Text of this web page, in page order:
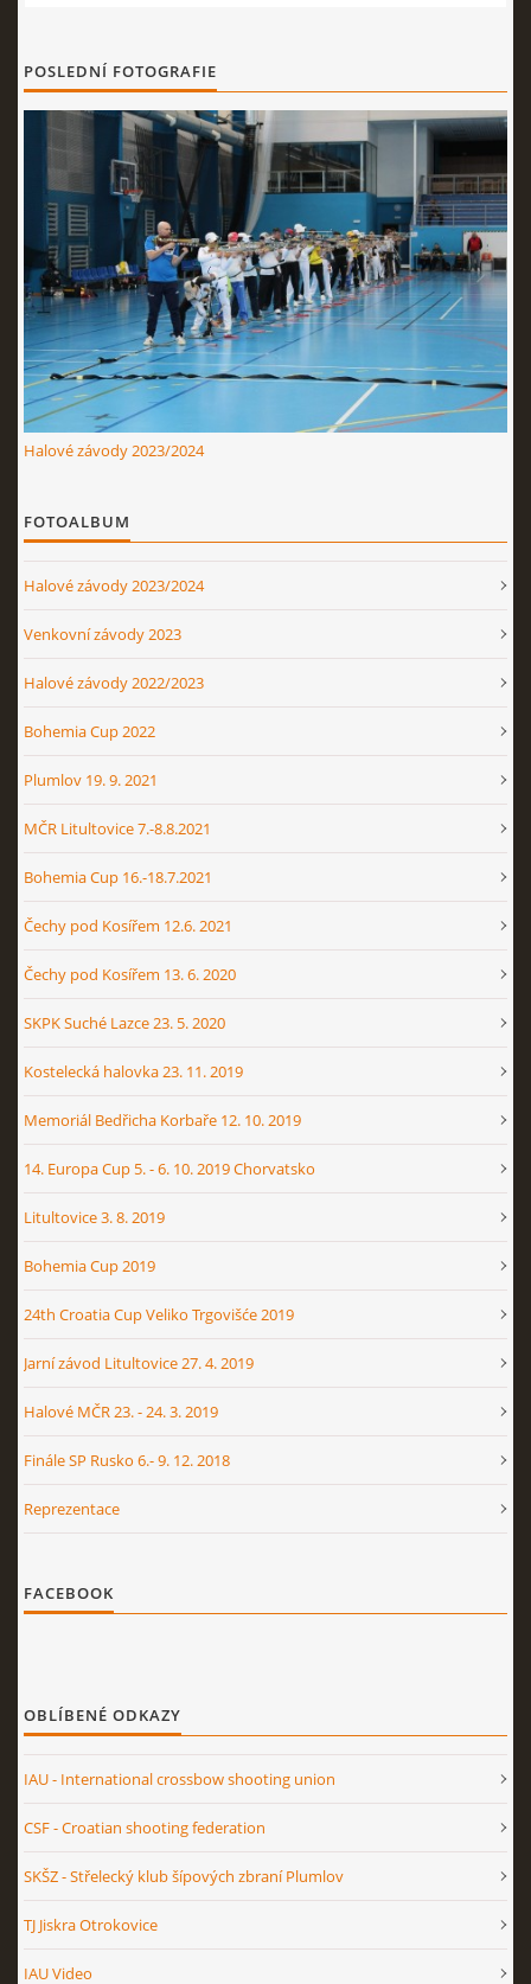
POSLEDNÍ FOTOGRAFIE
Halové závody 2023/2024
FOTOALBUM
Halové závody 2023/2024
Venkovní závody 2023
Halové závody 2022/2023
Bohemia Cup 2022
Plumlov 19. 9. 2021
MČR Litultovice 7.-8.8.2021
Bohemia Cup 16.-18.7.2021
Čechy pod Kosířem 12.6. 2021
Čechy pod Kosířem 13. 6. 2020
SKPK Suché Lazce 23. 5. 2020
Kostelecká halovka 23. 11. 2019
Memoriál Bedřicha Korbaře 12. 10. 2019
14. Europa Cup 5. - 6. 10. 2019 Chorvatsko
Litultovice 3. 8. 2019
Bohemia Cup 2019
24th Croatia Cup Veliko Trgovišće 2019
Jarní závod Litultovice 27. 4. 2019
Halové MČR 23. - 24. 3. 2019
Finále SP Rusko 6.- 9. 12. 2018
Reprezentace
FACEBOOK
OBLÍBENÉ ODKAZY
IAU - International crossbow shooting union
CSF - Croatian shooting federation
SKŠZ - Střelecký klub šípových zbraní Plumlov
TJ Jiskra Otrokovice
IAU Video